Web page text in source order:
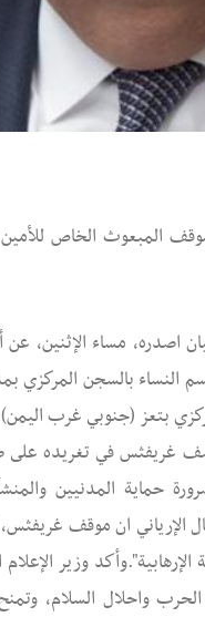
المبعوث الخاص
بيان اصدره، مساء
قسم النساء بالسجن
غريفثس في
حماية المدنيين
الإرياني ان موقف
وزير
واحلال السلام،